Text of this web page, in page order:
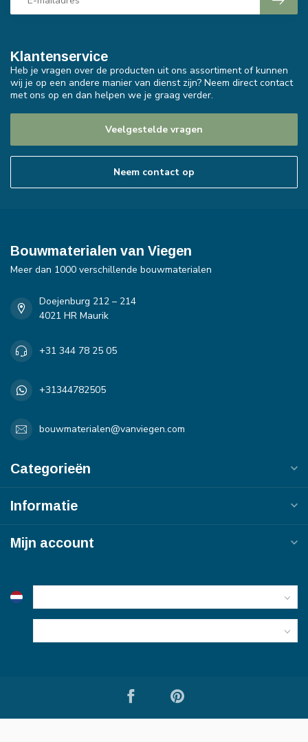
Klantenservice
Heb je vragen over de producten uit ons assortiment of kunnen
wij je op een andere manier van dienst zijn? Neem direct contact
met ons op en dan helpen we je graag verder.
Veelgestelde vragen
Neem contact op
Bouwmaterialen van Viegen
Meer dan 1000 verschillende bouwmaterialen
Doejenburg 212 – 214
4021 HR Maurik
+31 344 78 25 05
+31344782505
bouwmaterialen@vanviegen.com
Categorieën
Informatie
Mijn account